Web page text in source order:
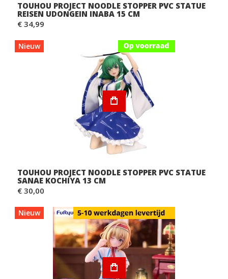
TOUHOU PROJECT NOODLE STOPPER PVC STATUE
REISEN UDONGEIN INABA 15 CM
€ 34,99
Nieuw
TOUHOU PROJECT NOODLE STOPPER PVC STATUE
SANAE KOCHIYA 13 CM
€ 30,00
Nieuw